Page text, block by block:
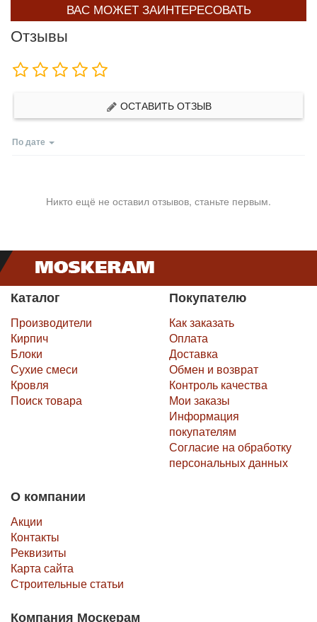
ВАС МОЖЕТ ЗАИНТЕРЕСОВАТЬ
Отзывы
ОСТАВИТЬ ОТЗЫВ
По дате
Никто ещё не оставил отзывов, станьте первым.
Каталог
Производители
Кирпич
Блоки
Сухие смеси
Кровля
Поиск товара
Покупателю
Как заказать
Оплата
Доставка
Обмен и возврат
Контроль качества
Мои заказы
Информация
покупателям
Согласие на обработку
персональных данных
О компании
Акции
Контакты
Реквизиты
Карта сайта
Строительные статьи
Компания Москерам